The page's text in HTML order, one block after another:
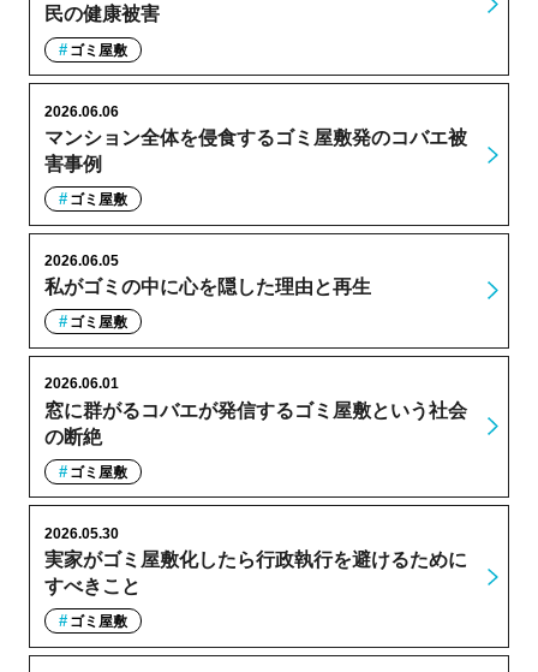
民の健康被害
ゴミ屋敷
マンション全体を侵食するゴミ屋敷発のコバエ被
害事例
2026.06.06
ゴミ屋敷
私がゴミの中に心を隠した理由と再生
2026.06.05
ゴミ屋敷
窓に群がるコバエが発信するゴミ屋敷という社会
の断絶
2026.06.01
ゴミ屋敷
実家がゴミ屋敷化したら行政執行を避けるために
すべきこと
2026.05.30
ゴミ屋敷